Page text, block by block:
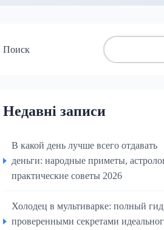
Поиск
Недавні записи
В какой день лучше всего отдавать
деньги: народные приметы,
практические советы 2026
Холодец в мультиварке: полный
проверенными секретами